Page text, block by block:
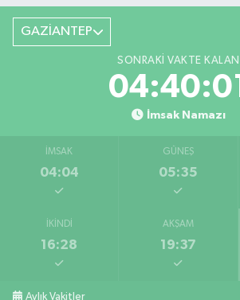
GAZİANTEP
SONRAKI VAKTE KALAN
04:40:00
İmsak Namazı
İMSAK
04:04
GÜNEŞ
05:35
İKINDI
16:28
AKŞAM
19:37
Aylık Vakitler